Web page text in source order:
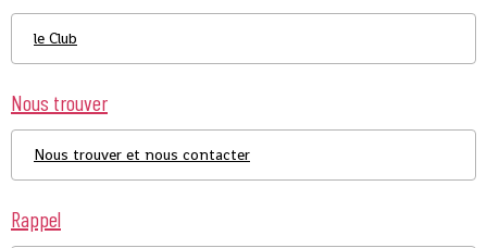
le Club
Nous trouver
Nous trouver et nous contacter
Rappel